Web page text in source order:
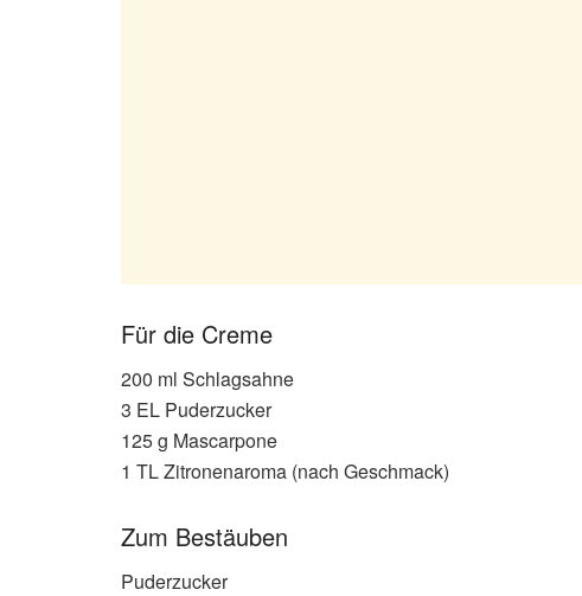
Für die Creme
200 ml Schlagsahne
3 EL Puderzucker
125 g Mascarpone
1 TL Zitronenaroma (nach Geschmack)
Zum Bestäuben
Puderzucker